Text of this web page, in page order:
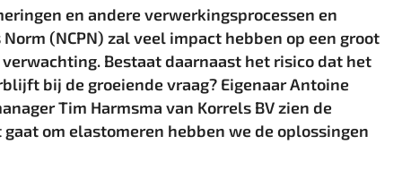
en andere verwerkingsprocessen en
(NCPN) zal veel impact hebben op een groot
Bestaat daarnaast het risico dat het
bij de ­groeiende vraag? Eigenaar Antoine
Tim Harmsma van Korrels BV zien de
om elastomeren hebben we de oplossingen